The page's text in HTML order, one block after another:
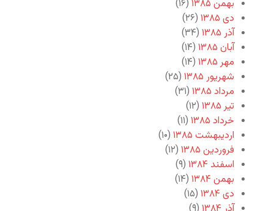
بهمن ۱۳۸۵
(۱۶)
دی ۱۳۸۵
(۲۶)
آذر ۱۳۸۵
(۳۴)
آبان ۱۳۸۵
(۱۴)
مهر ۱۳۸۵
(۱۴)
شهریور ۱۳۸۵
(۲۵)
مرداد ۱۳۸۵
(۳۱)
تیر ۱۳۸۵
(۱۲)
خرداد ۱۳۸۵
(۱۱)
اردیبهشت ۱۳۸۵
(۱۰)
فروردین ۱۳۸۵
(۱۲)
اسفند ۱۳۸۴
(۹)
بهمن ۱۳۸۴
(۱۴)
دی ۱۳۸۴
(۱۵)